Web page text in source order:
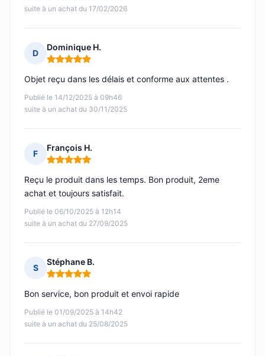
suite à un achat du 17/02/2026
D
Dominique H.
Note : 5 sur 5
Publié le 14/12/2025 à 09h46
suite à un achat du 30/11/2025
Objet reçu dans les délais et conforme aux attentes .
F
François H.
Note : 5 sur 5
Publié le 06/10/2025 à 12h14
suite à un achat du 27/09/2025
Reçu le produit dans les temps. Bon produit, 2eme
achat et toujours satisfait.
S
Stéphane B.
Note : 5 sur 5
Publié le 01/09/2025 à 14h42
suite à un achat du 25/08/2025
Bon service, bon produit et envoi rapide